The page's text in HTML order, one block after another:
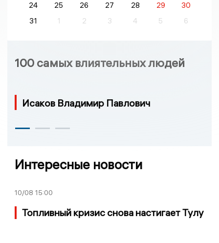
24
25 26 27 28 29
30
31
1 2 3 4 5 6
100 самых влиятельных людей
Исаков Владимир Павлович
Интересные новости
10/08 15:00
Топливный кризис снова настигает Тулу